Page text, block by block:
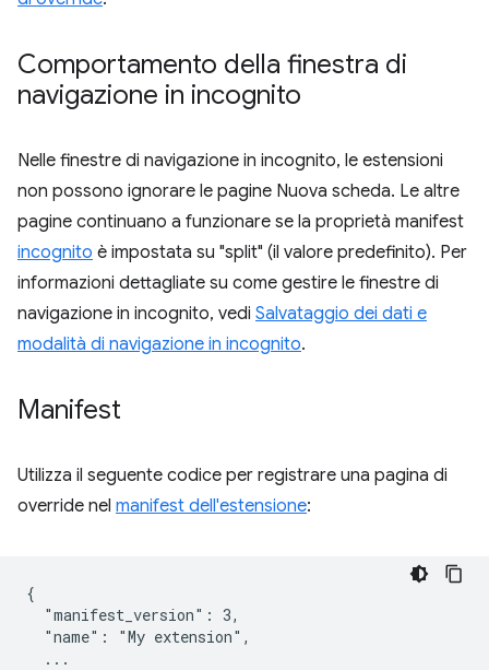
Comportamento della finestra di
navigazione in incognito
Nelle finestre di navigazione in incognito, le estensioni
non possono ignorare le pagine Nuova scheda. Le altre
pagine continuano a funzionare se la proprietà manifest
incognito è impostata su "split" (il valore predefinito). Per
informazioni dettagliate su come gestire le finestre di
navigazione in incognito, vedi Salvataggio dei dati e
modalità di navigazione in incognito.
Manifest
Utilizza il seguente codice per registrare una pagina di
override nel manifest dell'estensione:
{
  "manifest_version": 3,
  "name": "My extension",
  ...